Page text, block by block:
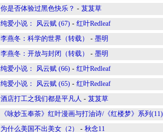
你是否体验过黑色快乐？ - 芨芨草
纯爱小说： 风云赋 (67) - 红叶Redleaf
李燕冬：科学的世界（转载） - 墨明
李燕冬：开放与封闭（转载） - 墨明
纯爱小说： 风云赋 (66) - 红叶Redleaf
纯爱小说： 风云赋 (65) - 红叶Redleaf
酒店打工之我们都是平凡人 - 芨芨草
《咏妙玉奉茶》红叶漫画与打油诗/《红楼梦》系列(11)
为什么美国不出美女（2） - 秋念11